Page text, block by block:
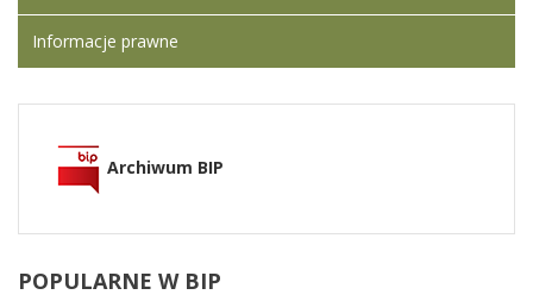
Informacje prawne
Archiwum BIP
POPULARNE W BIP